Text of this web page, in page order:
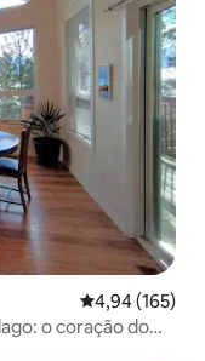
4,94 de uma
4,94 (165)
o coração do